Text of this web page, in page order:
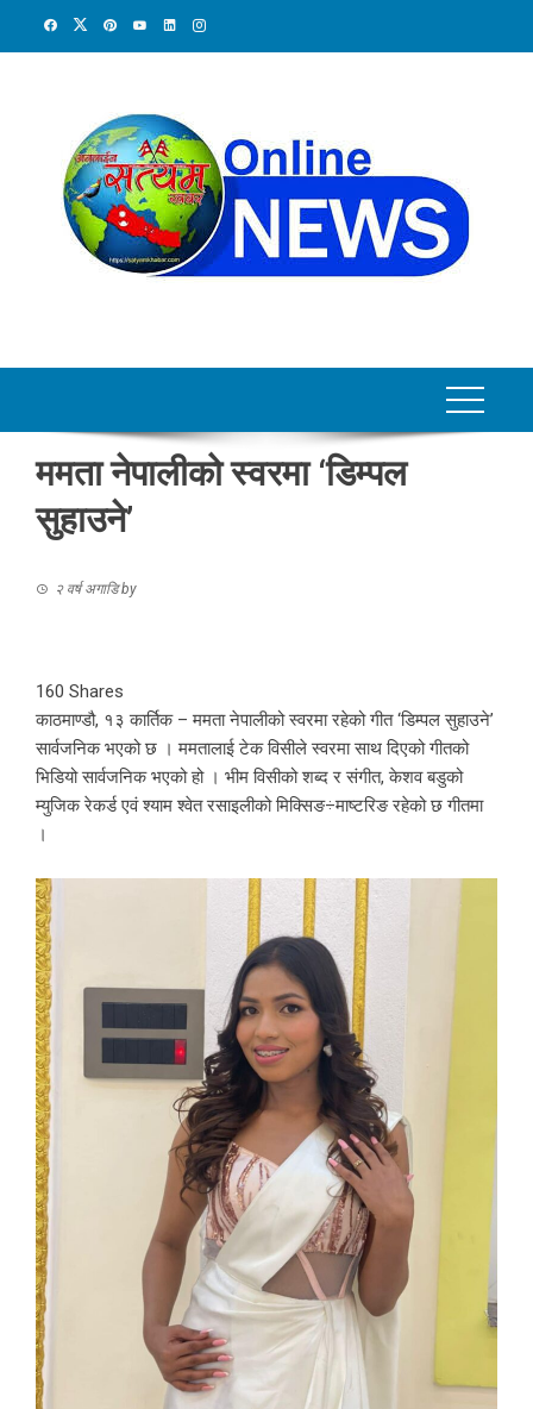
ममता नेपालीको स्वरमा ‘डिम्पल
सुहाउने’
२ वर्ष अगाडिby
160 Shares
काठमाण्डौ, १३ कार्तिक – ममता नेपालीको स्वरमा रहेको गीत ‘डिम्पल सुहाउने’
सार्वजनिक भएको छ । ममतालाई टेक विसीले स्वरमा साथ दिएको गीतको
भिडियो सार्वजनिक भएको हो । भीम विसीको शब्द र संगीत, केशव बडुको
म्युजिक रेकर्ड एवं श्याम श्वेत रसाइलीको मिक्सिङ÷माष्टरिङ रहेको छ गीतमा
।